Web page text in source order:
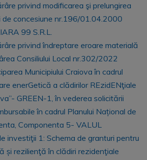
privind modificarea şi prelungirea
de concesiune nr.196/01.04.2000
99 S.R.L.
privind îndreptare eroare materială
Consiliului Local nr.302/2022
Municipiului Craiova în cadrul
enerGetică a clădirilor REzidENţiale
GREEN-1, în vederea solicitării
în cadrul Planului Național de
Componenta 5- VALUL
investiţii 1: Schema de granturi pentru
și rezilienţă în clădiri rezidenţiale